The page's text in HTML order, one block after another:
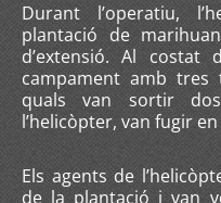
Durant l’operatiu,
plantació de
d’extensió. Al
campament amb tres
quals van sortir
l’helicòpter, van fugir
Els agents de
de la plantació i van